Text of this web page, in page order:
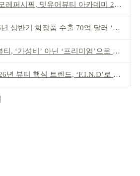
레퍼시픽, 밋유어뷰티 아카데미 2기 발대식
상반기 화장품 수출 70억 달러 ‘역대 최고’
, ‘가성비’ 아닌 ‘프리미엄’으로 승부걸어야
년 뷰티 핵심 트렌드, ‘F.I.N.D’로 읽는다